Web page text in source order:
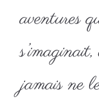
aventures
jamais ne